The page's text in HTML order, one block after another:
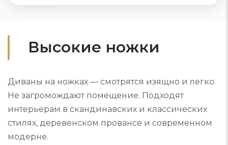
Высокие ножки
Диваны на ножках — смотрятся изящно и легко.
Не загромождают помещение. Подходят
интерьерам в скандинавских и классических
стилях, деревенском провансе и современном
модерне.